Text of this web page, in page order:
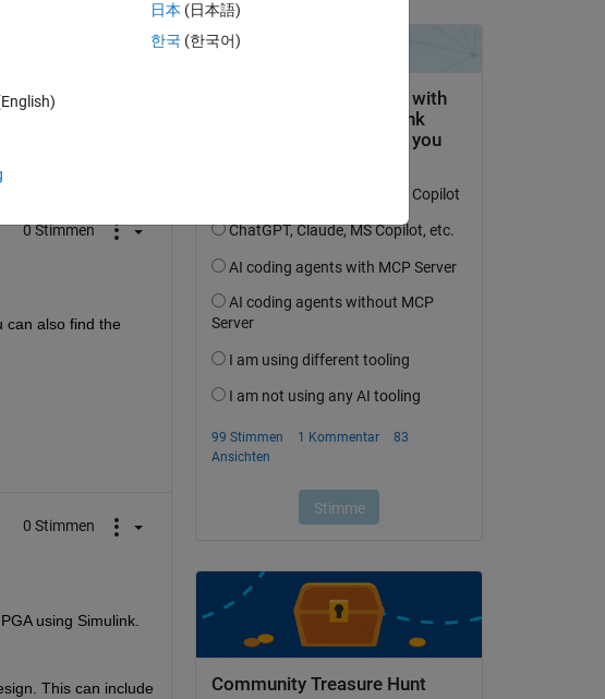
Frage zu beantworten.
0 Stimmen
can also find the
0 Stimmen
This can include
Community Treasure Hunt
日本 (日本語)
한국 (한국어)